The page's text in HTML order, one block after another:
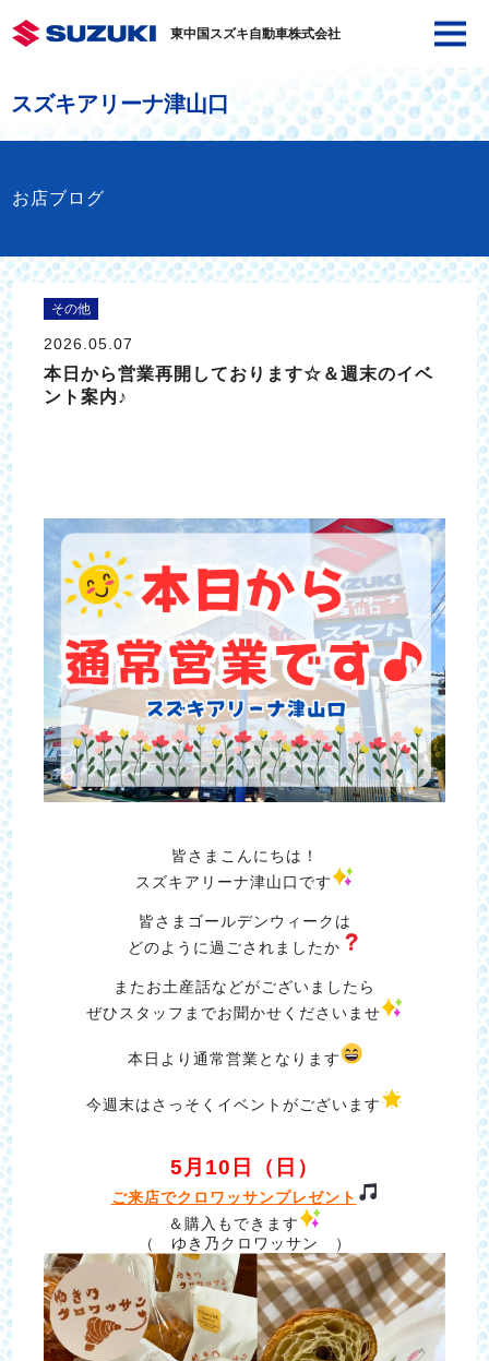
東中国スズキ自動車株式会社
スズキアリーナ津山口
お店ブログ
その他
2026.05.07
本日から営業再開しております☆＆週末のイベ
ント案内♪
皆さまこんにちは！
スズキアリーナ津山口です
皆さまゴールデンウィークは
どのように過ごされましたか
またお土産話などがございましたら
ぜひスタッフまでお聞かせくださいませ
本日より通常営業となります
今週末はさっそくイベントがございます
5月10日（日）
ご来店でクロワッサンプレゼント
＆購入もできます
（ ゆき乃クロワッサン ）